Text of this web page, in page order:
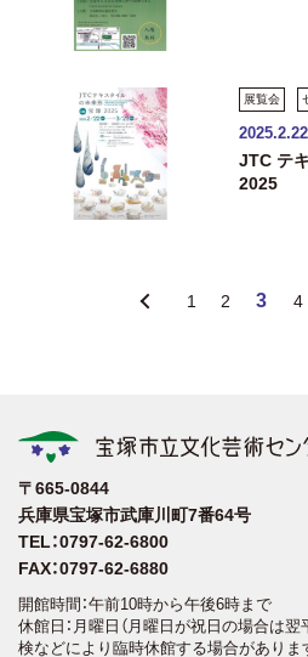
展覧会
2025.2.22
JTC テ
2025
1 2 3 4
〒665-0844
兵庫県宝塚市武庫川町7番64号
TEL：0797-62-6800
FAX：0797-62-6880
開館時間：午前10時から午後6時まで
休館日：月曜日（月曜日が祝日の場合は翌
検などにより臨時休館する場合がありま